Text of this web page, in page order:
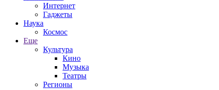
Интернет
Гаджеты
Наука
Космос
Еще
Культура
Кино
Музыка
Театры
Регионы